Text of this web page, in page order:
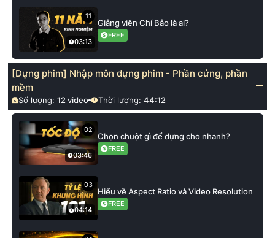
11
03:13
Giảng viên Chí Bảo là ai?
FREE
[Dựng phim] Nhập môn dựng phim - Phần cứng, phần
mềm
Số lượng:12 video Thời lượng: 44:12
02
03:46
Chọn chuột gì để dựng cho nhanh?
FREE
03
04:14
Hiểu về Aspect Ratio và Video Resolution
FREE